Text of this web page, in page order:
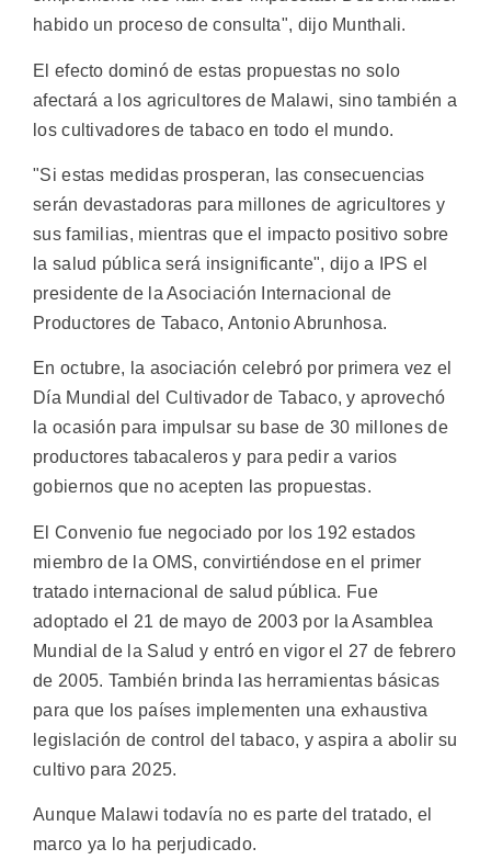
habido un proceso de consulta", dijo Munthali.
El efecto dominó de estas propuestas no solo
afectará a los agricultores de Malawi, sino también a
los cultivadores de tabaco en todo el mundo.
"Si estas medidas prosperan, las consecuencias
serán devastadoras para millones de agricultores y
sus familias, mientras que el impacto positivo sobre
la salud pública será insignificante", dijo a IPS el
presidente de la Asociación Internacional de
Productores de Tabaco, Antonio Abrunhosa.
En octubre, la asociación celebró por primera vez el
Día Mundial del Cultivador de Tabaco, y aprovechó
la ocasión para impulsar su base de 30 millones de
productores tabacaleros y para pedir a varios
gobiernos que no acepten las propuestas.
El Convenio fue negociado por los 192 estados
miembro de la OMS, convirtiéndose en el primer
tratado internacional de salud pública. Fue
adoptado el 21 de mayo de 2003 por la Asamblea
Mundial de la Salud y entró en vigor el 27 de febrero
de 2005. También brinda las herramientas básicas
para que los países implementen una exhaustiva
legislación de control del tabaco, y aspira a abolir su
cultivo para 2025.
Aunque Malawi todavía no es parte del tratado, el
marco ya lo ha perjudicado.